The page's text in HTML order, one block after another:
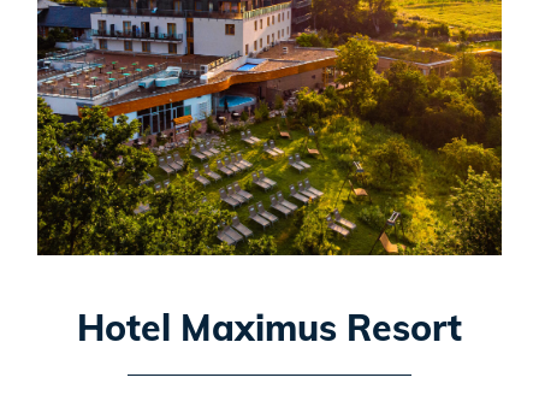
Hotel Maximus Resort